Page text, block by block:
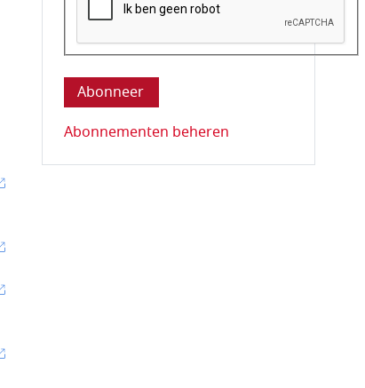
Deze vraag is om te controleren dat u
Abonnementen beheren